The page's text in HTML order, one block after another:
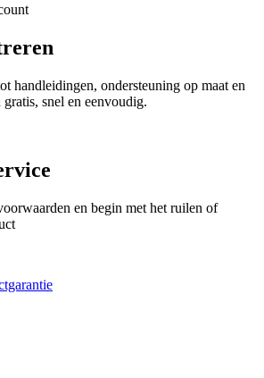
handleidingen, ondersteuning op maat en
snel en eenvoudig.
en begin met het ruilen of